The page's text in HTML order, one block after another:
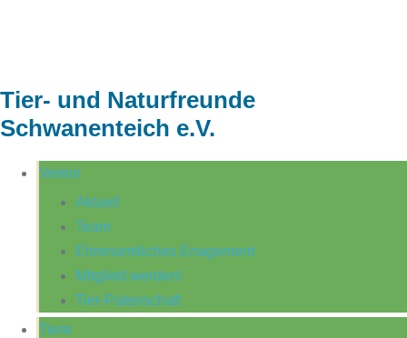
Tier- und Naturfreunde
Schwanenteich e.V.
Verein
Aktuell
Team
Ehrenamtliches Enagement
Mitglied werden!
Tier-Patenschaft
Tiere